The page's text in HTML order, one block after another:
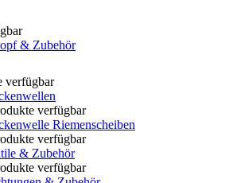
& Zubehör
verfügbar
verfügbar
Riemenscheiben
verfügbar
& Zubehör
verfügbar